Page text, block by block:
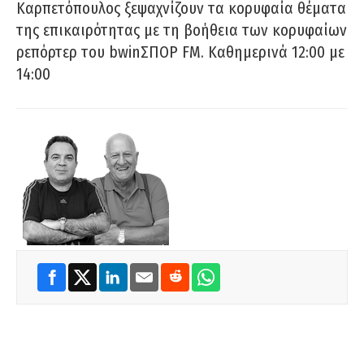
Καρπετόπουλος ξεψαχνίζουν τα κορυφαία θέματα
της επικαιρότητας με τη βοήθεια των κορυφαίων
ρεπόρτερ του bwinΣΠΟΡ FM. Καθημερινά 12:00 με
14:00